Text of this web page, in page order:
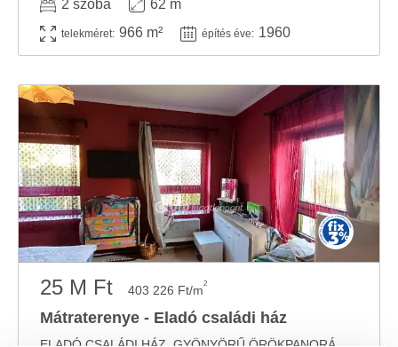
2 szoba 62 m
telekméret: 966 m² építés éve: 1960
25 M Ft 403 226 Ft/m2
Mátraterenye - Eladó családi ház